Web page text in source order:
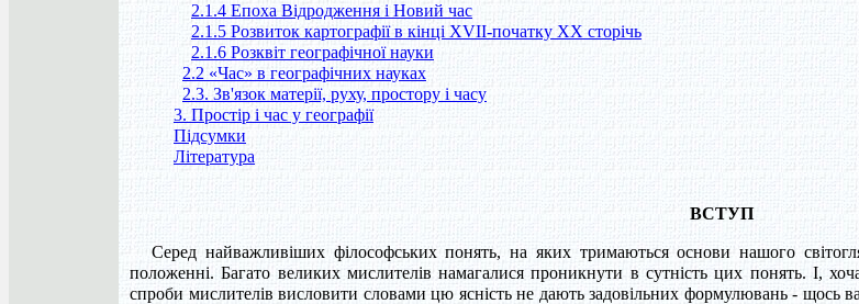
2.1.4 Епоха Відродження і Новий час
2.1.5 Розвиток картографії в кінці XVII-початку XX сторічь
2.1.6 Розквіт географічної науки
2.2 «Час» в географічних науках
2.3. Зв'язок матерії, руху, простору і часу
3. Простір і час у географії
Підсумки
Література
ВСТУП
Серед найважливіших філософських понять, на яких тримаються основи нашого
положенні. Багато великих мислителів намагалися проникнути в сутність цих понять. І,
спроби мислителів висловити словами цю ясність не дають задовільних формулювань - щось